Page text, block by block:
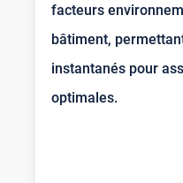
facteurs
bâtiment,
instantanés pour
optimales.